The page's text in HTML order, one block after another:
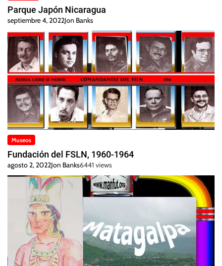
Parque Japón Nicaragua
septiembre 4, 2022Jon Banks
Museos
Fundación del FSLN, 1960-1964
agosto 2, 2022Jon Banks6441 views